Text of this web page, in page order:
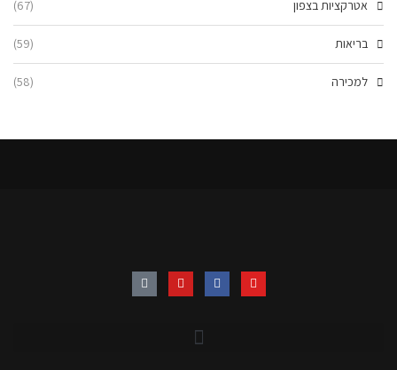
אטרקציות בצפון (67)
בריאות (59)
למכירה (58)